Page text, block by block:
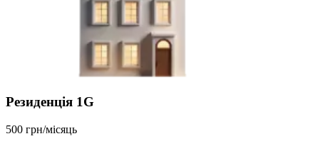
Резиденція 1G
500 грн/місяць